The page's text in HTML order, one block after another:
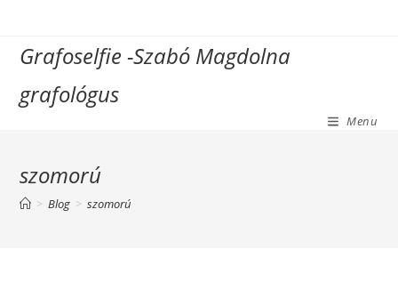
contentGrafoselfie -Szabó Magdolna
grafológus
Menu
szomorú
> Blog > szomorú